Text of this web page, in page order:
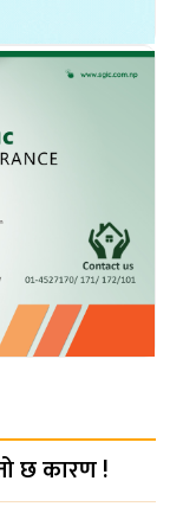
छ कारण !